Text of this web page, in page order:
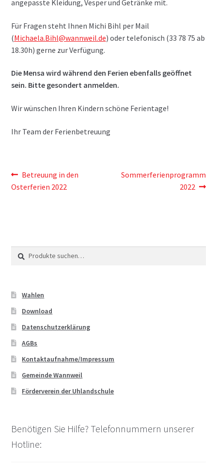
angepasste Kleidung, Vesper und Getränke mit.
Für Fragen steht Ihnen Michi Bihl per Mail
(Michaela.Bihl@wannweil.de) oder telefonisch (33 78 75 ab
18.30h) gerne zur Verfügung.
Die Mensa wird während den Ferien ebenfalls geöffnet
sein. Bitte gesondert anmelden.
Wir wünschen Ihren Kindern schöne Ferientage!
Ihr Team der Ferienbetreuung
Beitragsnavigation
Vorheriger
Beitrag:
Betreuung in den
Osterferien 2022
Nächster
Sommerferienprogramm
2022
Suche
nach:
Suche
Wahlen
Download
Datenschutzerklärung
AGBs
Kontaktaufnahme/Impressum
Gemeinde Wannweil
Förderverein der Uhlandschule
Benötigen Sie Hilfe? Telefonnummern unserer
Hotline: